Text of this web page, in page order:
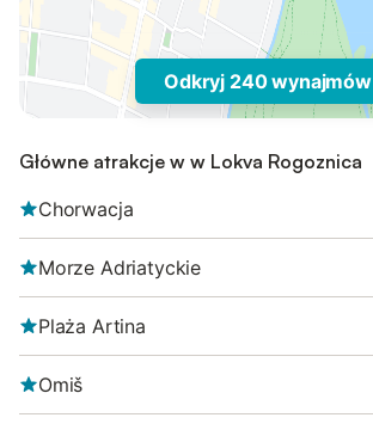
Odkryj 240 wynajmów
Główne atrakcje w w Lokva Rogoznica
Chorwacja
Morze Adriatyckie
Plaża Artina
Omiš